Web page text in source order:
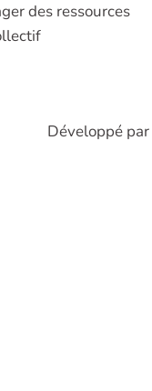
des ressources
Développé par